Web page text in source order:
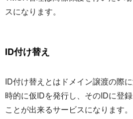
スになります。
ID付け替え
ID付け替えとはドメイン譲渡の際
時的に仮IDを発行し、そのIDに登
ことが出来るサービスになります。